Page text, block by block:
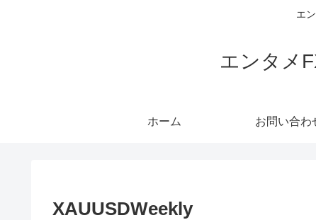
エ
エンタメ
ホーム お問い合わ
XAUUSDWeekly